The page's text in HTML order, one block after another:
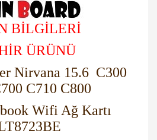
BİLGİLERİ
ÜRÜNÜ
Nirvana 15.6 C300
C710 C800
Wifi Ağ Kartı